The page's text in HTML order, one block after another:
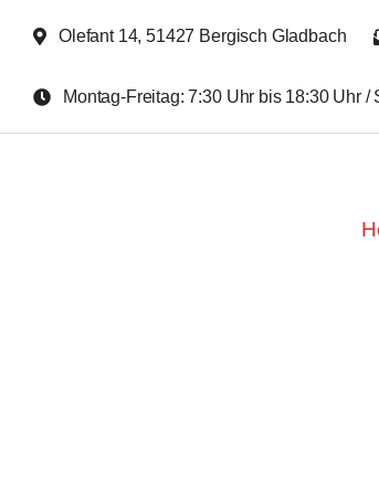
Inhalt
Olefant 14, 51427 Bergisch Gladbach
Montag-Freitag: 7:30 Uhr bis 18:30 Uhr